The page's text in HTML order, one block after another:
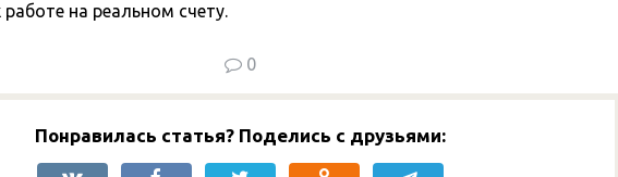
работе на реальном счету.
0
Понравилась статья? Поделись с друзьями: